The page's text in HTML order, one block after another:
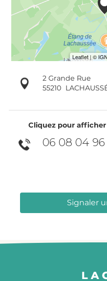
2 Grande Rue
55210
Cliquez pour afficher
06 08 04 96
Signaler